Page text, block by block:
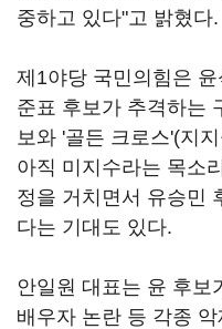
중하고 있다"고 밝혔다.
제1야당 국민의힘은
준표 후보가 추격하는
보와 '골든 크로스'(지
아직 미지수라는 목소
정을 거치면서 유승민
다는 기대도 있다.
안일원 대표는 윤 후보
배우자 논란 등 각종